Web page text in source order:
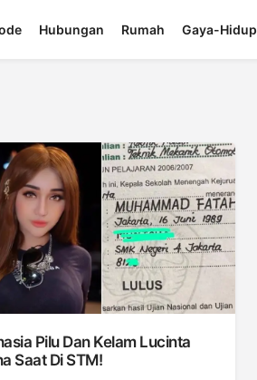
Hubungan Rumah Gaya-Hidup
Pilu Dan Kelam Lucinta
Saat Di STM!